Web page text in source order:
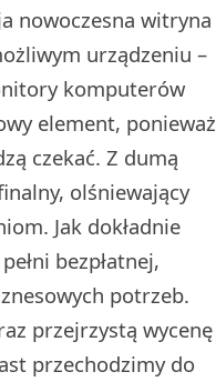
nowoczesna witryna
urządzeniu –
komputerów
element, ponieważ
czekać. Z dumą
olśniewający
Jak dokładnie
bezpłatnej,
potrzeb.
przejrzystą wycenę
przechodzimy do